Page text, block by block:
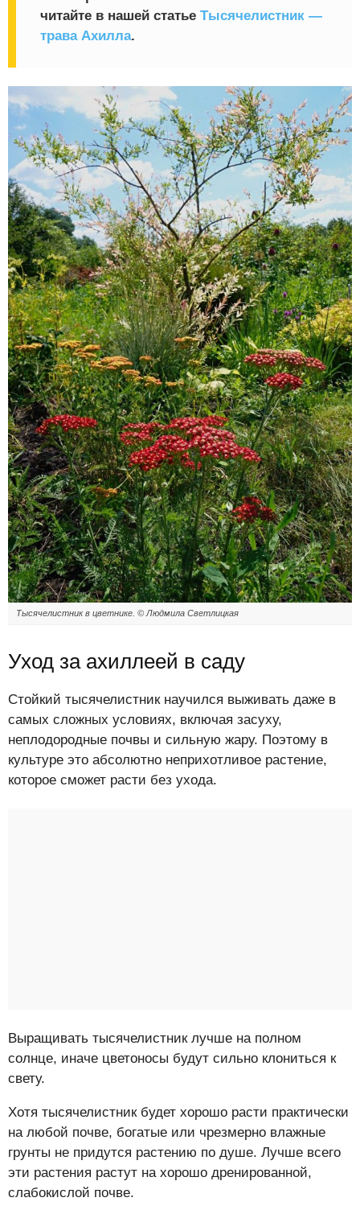
читайте в нашей статье Тысячелистник —
трава Ахилла.
Тысячелистник в цветнике. © Людмила Светлицкая
Уход за ахиллеей в саду
Стойкий тысячелистник научился выживать даже в
самых сложных условиях, включая засуху,
неплодородные почвы и сильную жару. Поэтому в
культуре это абсолютно неприхотливое растение,
которое сможет расти без ухода.
Выращивать тысячелистник лучше на полном
солнце, иначе цветоносы будут сильно клониться к
свету.
Хотя тысячелистник будет хорошо расти практически
на любой почве, богатые или чрезмерно влажные
грунты не придутся растению по душе. Лучше всего
эти растения растут на хорошо дренированной,
слабокислой почве.